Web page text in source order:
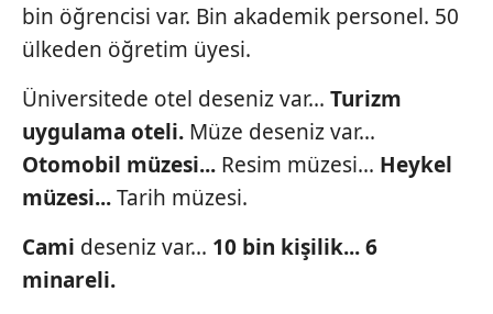
bin öğrencisi var. Bin akademik personel. 50
ülkeden öğretim üyesi.
Üniversitede otel deseniz var... Turizm
uygulama oteli. Müze deseniz var...
Otomobil müzesi... Resim müzesi... Heykel
müzesi...Tarih müzesi.
Cami deseniz var... 10 bin kişilik... 6
minareli.